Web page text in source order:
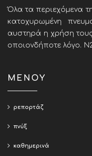
Όλα τα περιεχόμενα
κατοχυρωμένη
αυστηρά η χρήση
οποιονδήποτε λόγο.
ΜΕΝΟΥ
ρεπορτάζ
πνύξ
καθημερινά